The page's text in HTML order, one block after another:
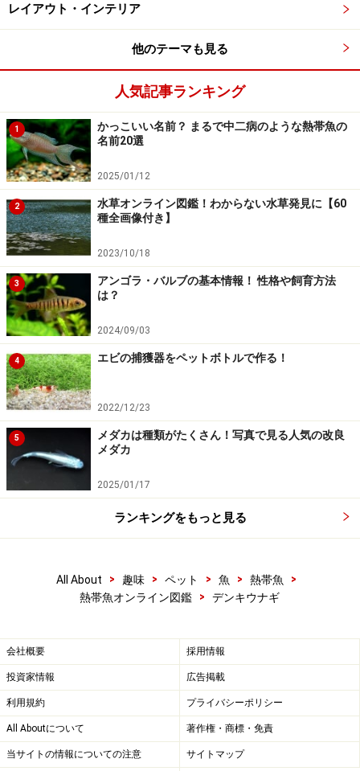
レイアウト・インテリア
他のテーマも見る
人気記事ランキング
1
かっこいい名前？ まるで中二病のような熱帯魚の
名前20選
2025/01/12
2
水草オンライン図鑑！わからない水草発見に【60
種全画像付き】
2023/10/18
3
アンゴラ・バルブの基本情報！ 性格や飼育方法
は？
2024/09/03
4 エビの捕獲器をペットボトルで作る！
2022/12/23
5
メダカは種類がたくさん！写真で見る人気の改良
メダカ
2025/01/17
ランキングをもっと見る
All About > 趣味 > ペット > 魚 > 熱帯魚
>
熱帯魚オンライン図鑑
> デンキウナギ
会社概要 採用情報
投資家情報 広告掲載
利用規約 プライバシーポリシー
All Aboutについて 著作権・商標・免責
当サイトの情報についての注意 サイトマップ